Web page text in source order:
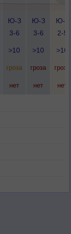
Ю-З
3-6
Ю-З
3-6
Ю-З
2-5
>10 >10 >10
гроза гроза гроза
нет нет нет